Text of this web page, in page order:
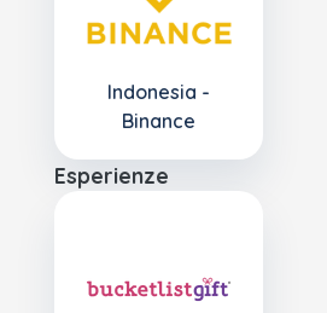
Indonesia -
Binance
Esperienze